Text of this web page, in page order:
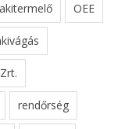
OEE
rendőrség